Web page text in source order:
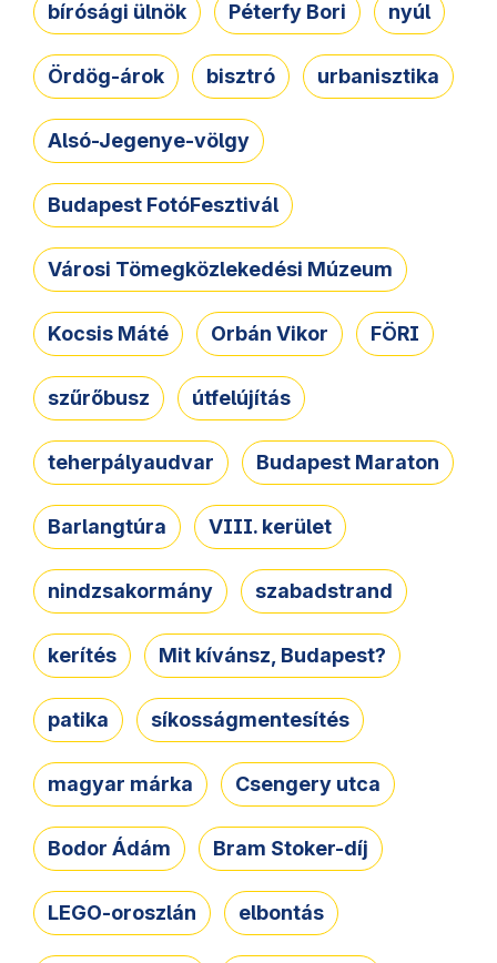
bírósági ülnök Péterfy Bori nyúl
Ördög-árok bisztró urbanisztika
Alsó-Jegenye-völgy
Budapest FotóFesztivál
Városi Tömegközlekedési Múzeum
Kocsis Máté Orbán Vikor FÖRI
szűrőbusz útfelújítás
teherpályaudvar Budapest Maraton
Barlangtúra VIII. kerület
nindzsakormány szabadstrand
kerítés Mit kívánsz, Budapest?
patika síkosságmentesítés
magyar márka Csengery utca
Bodor Ádám Bram Stoker-díj
LEGO-oroszlán elbontás